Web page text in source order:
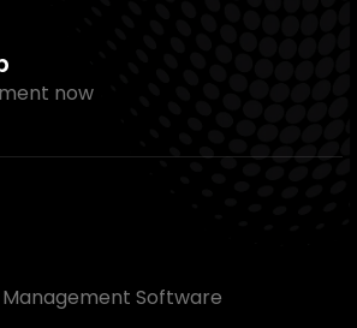
now
Software